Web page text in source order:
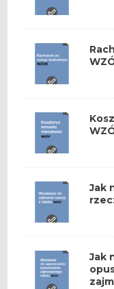
Jak
Jak